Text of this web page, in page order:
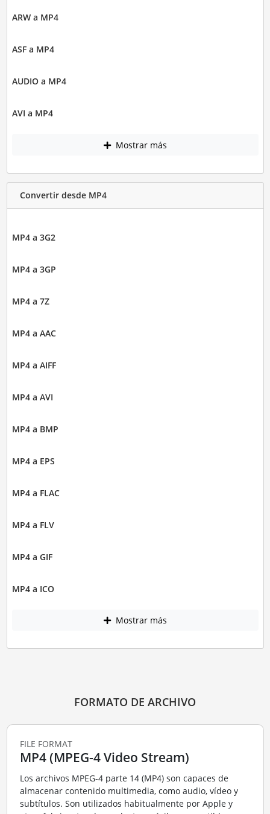
ARW a MP4
ASF a MP4
AUDIO a MP4
AVI a MP4
Mostrar más
Convertir desde MP4
MP4 a 3G2
MP4 a 3GP
MP4 a 7Z
MP4 a AAC
MP4 a AIFF
MP4 a AVI
MP4 a BMP
MP4 a EPS
MP4 a FLAC
MP4 a FLV
MP4 a GIF
MP4 a ICO
Mostrar más
FORMATO DE ARCHIVO
FILE FORMAT
MP4 (MPEG-4 Video Stream)
Los archivos MPEG-4 parte 14 (MP4) son capaces de
almacenar contenido multimedia, como audio, vídeo y
subtítulos. Son utilizados habitualmente por Apple y